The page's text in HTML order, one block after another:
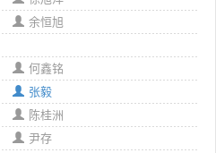
余恒旭
何鑫铭
张毅
陈桂洲
尹存